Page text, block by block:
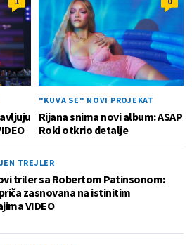
"KUVA SE" NOVI PROJEKAT
Rijana snima novi album: ASAP
Roki otkrio detalje
TREJLER
triler sa Robertom Patinsonom:
zasnovana na istinitim
VIDEO